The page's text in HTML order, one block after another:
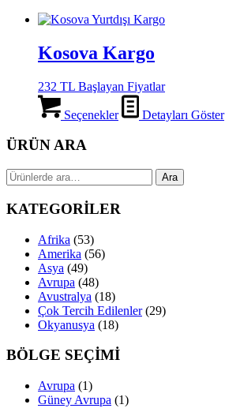
Kosova Kargo
232 TL Başlayan Fiyatlar
Seçenekler Detayları Göster
ÜRÜN ARA
Ara: Ara
KATEGORİLER
Afrika (53)
Amerika (56)
Asya (49)
Avrupa (48)
Avustralya (18)
Çok Tercih Edilenler (29)
Okyanusya (18)
BÖLGE SEÇİMİ
Avrupa (1)
Güney Avrupa (1)